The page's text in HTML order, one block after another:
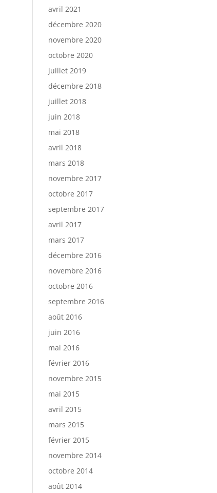
avril 2021
décembre 2020
novembre 2020
octobre 2020
juillet 2019
décembre 2018
juillet 2018
juin 2018
mai 2018
avril 2018
mars 2018
novembre 2017
octobre 2017
septembre 2017
avril 2017
mars 2017
décembre 2016
novembre 2016
octobre 2016
septembre 2016
août 2016
juin 2016
mai 2016
février 2016
novembre 2015
mai 2015
avril 2015
mars 2015
février 2015
novembre 2014
octobre 2014
août 2014